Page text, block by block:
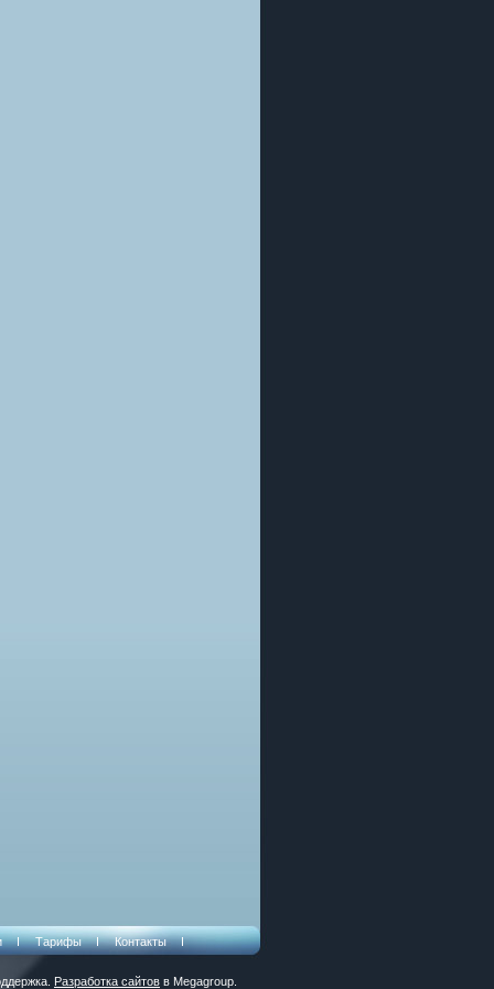
Тарифы Контакты
Разработка сайтов в Megagroup.